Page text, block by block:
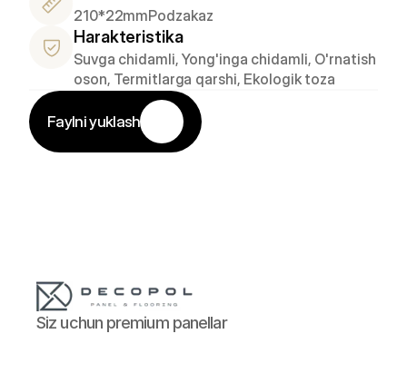
210*22mmPodzakaz
Harakteristika
Suvga chidamli, Yong'inga chidamli, O'rnatish
oson, Termitlarga qarshi, Ekologik toza
Faylni yuklash
Siz uchun premium panellar